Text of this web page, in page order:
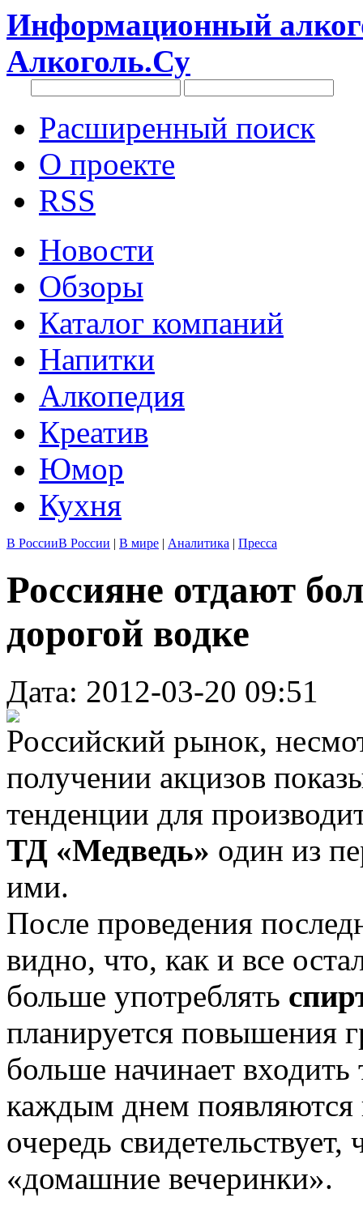
Информационный
Алкоголь.Су
Расширенный поиск
О проекте
RSS
Новости
Обзоры
Каталог компаний
Напитки
Алкопедия
Креатив
Юмор
Кухня
В РоссииВ России | В мире | Аналитика | Пресса
Россияне отдают
дорогой водке
Дата: 2012-03-20 09:51
Российский рынок,
получении акцизов
тенденции для
ТД «Медведь» один из
ими.
После проведения
видно, что, как и все
больше употреблять
планируется повышения
больше начинает
каждым днем
очередь
«домашние вечеринки».